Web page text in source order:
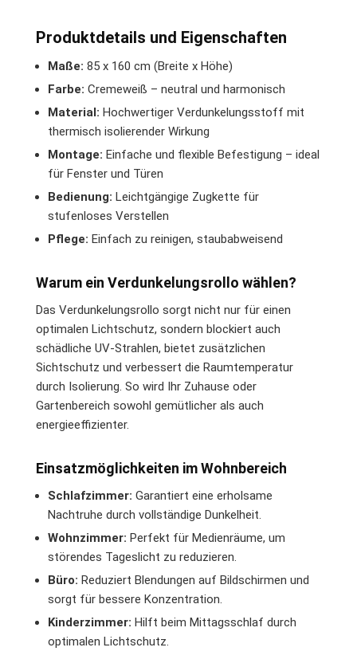
Produktdetails und Eigenschaften
Maße: 85 x 160 cm (Breite x Höhe)
Farbe: Cremeweiß – neutral und harmonisch
Material: Hochwertiger Verdunkelungsstoff mit
thermisch isolierender Wirkung
Montage: Einfache und flexible Befestigung – ideal
für Fenster und Türen
Bedienung: Leichtgängige Zugkette für
stufenloses Verstellen
Pflege: Einfach zu reinigen, staubabweisend
Warum ein Verdunkelungsrollo wählen?
Das Verdunkelungsrollo sorgt nicht nur für einen
optimalen Lichtschutz, sondern blockiert auch
schädliche UV-Strahlen, bietet zusätzlichen
Sichtschutz und verbessert die Raumtemperatur
durch Isolierung. So wird Ihr Zuhause oder
Gartenbereich sowohl gemütlicher als auch
energieeffizienter.
Einsatzmöglichkeiten im Wohnbereich
Schlafzimmer: Garantiert eine erholsame
Nachtruhe durch vollständige Dunkelheit.
Wohnzimmer: Perfekt für Medienräume, um
störendes Tageslicht zu reduzieren.
Büro: Reduziert Blendungen auf Bildschirmen und
sorgt für bessere Konzentration.
Kinderzimmer: Hilft beim Mittagsschlaf durch
optimalen Lichtschutz.